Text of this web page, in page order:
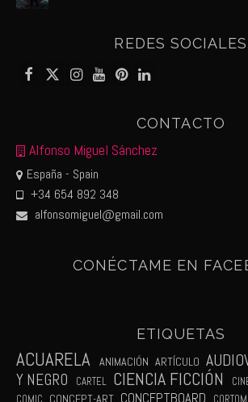
REDES SOCIALES
CONTACTO
Alfonso Miguel Sánchez
España - Spain
+34 654 892 348
alfonsomiguel@gmail.com
CONÉCTAME EN
ETIQUETAS
ACUARELA ANIMACIÓN ARTÍCULO
Y NEGRO
CARTEL CIENCIA FICCIÓN
COMIC CONCEPT-ART CONCEPTBOARD